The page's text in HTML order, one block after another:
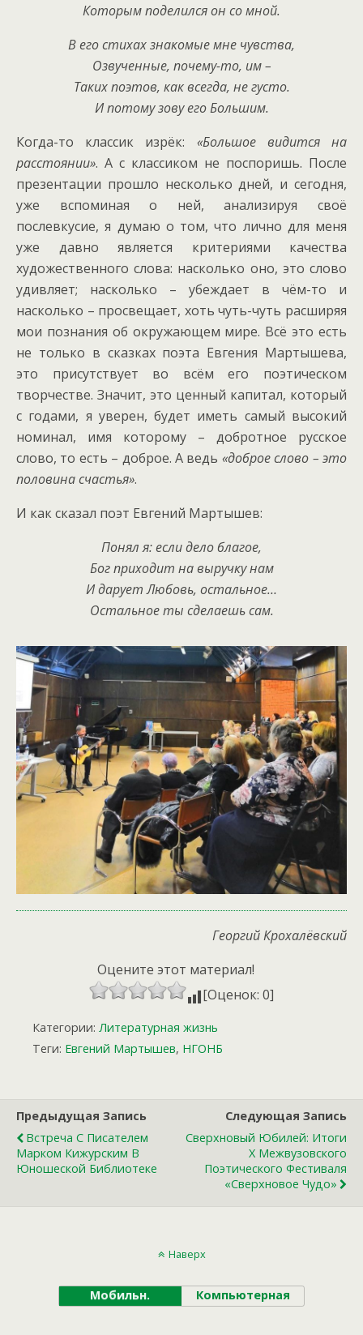
Которым поделился он со мной.
В его стихах знакомые мне чувства,
Озвученные, почему-то, им –
Таких поэтов, как всегда, не густо.
И потому зову его Большим.
Когда-то классик изрёк: «Большое видится на
расстоянии». А с классиком не поспоришь. После
презентации прошло несколько дней, и сегодня,
уже вспоминая о ней, анализируя своё
послевкусие, я думаю о том, что лично для меня
уже давно является критериями качества
художественного слова: насколько оно, это слово
удивляет; насколько – убеждает в чём-то и
насколько – просвещает, хоть чуть-чуть расширяя
мои познания об окружающем мире. Всё это есть
не только в сказках поэта Евгения Мартышева,
это присутствует во всём его поэтическом
творчестве. Значит, это ценный капитал, который
с годами, я уверен, будет иметь самый высокий
номинал, имя которому – добротное русское
слово, то есть – доброе. А ведь «доброе слово – это
половина счастья».
И как сказал поэт Евгений Мартышев:
Понял я: если дело благое,
Бог приходит на выручку нам
И дарует Любовь, остальное…
Остальное ты сделаешь сам.
Георгий Крохалёвский
Оцените этот материал!
[Оценок: 0]
Категории: Литературная жизнь
Теги: Евгений Мартышев, НГОНБ
Предыдущая Запись
Встреча С Писателем
Марком Кижурским В
Юношеской Библиотеке
Следующая Запись
Сверхновый Юбилей: Итоги
X Межвузовского
Поэтического Фестиваля
«Сверхновое Чудо»
Наверх
Мобильн. Компьютерная